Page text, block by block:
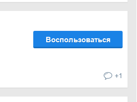
Воспользоваться
+1